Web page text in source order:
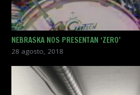
NEBRASKA NOS PRESENTAN ‘ZERO’
28 agosto, 2018